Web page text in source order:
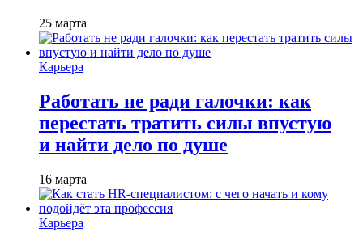
25 марта
Карьера
Работать не ради галочки: как
перестать тратить силы впустую
и найти дело по душе
16 марта
Карьера